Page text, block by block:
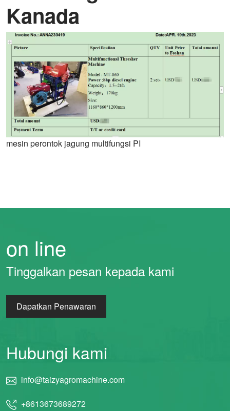
Kanada
mesin perontok jagung multifungsi PI
on line
Tinggalkan pesan kepada kami
Dapatkan Penawaran
Hubungi kami
info@taizyagromachine.com
+8613673689272